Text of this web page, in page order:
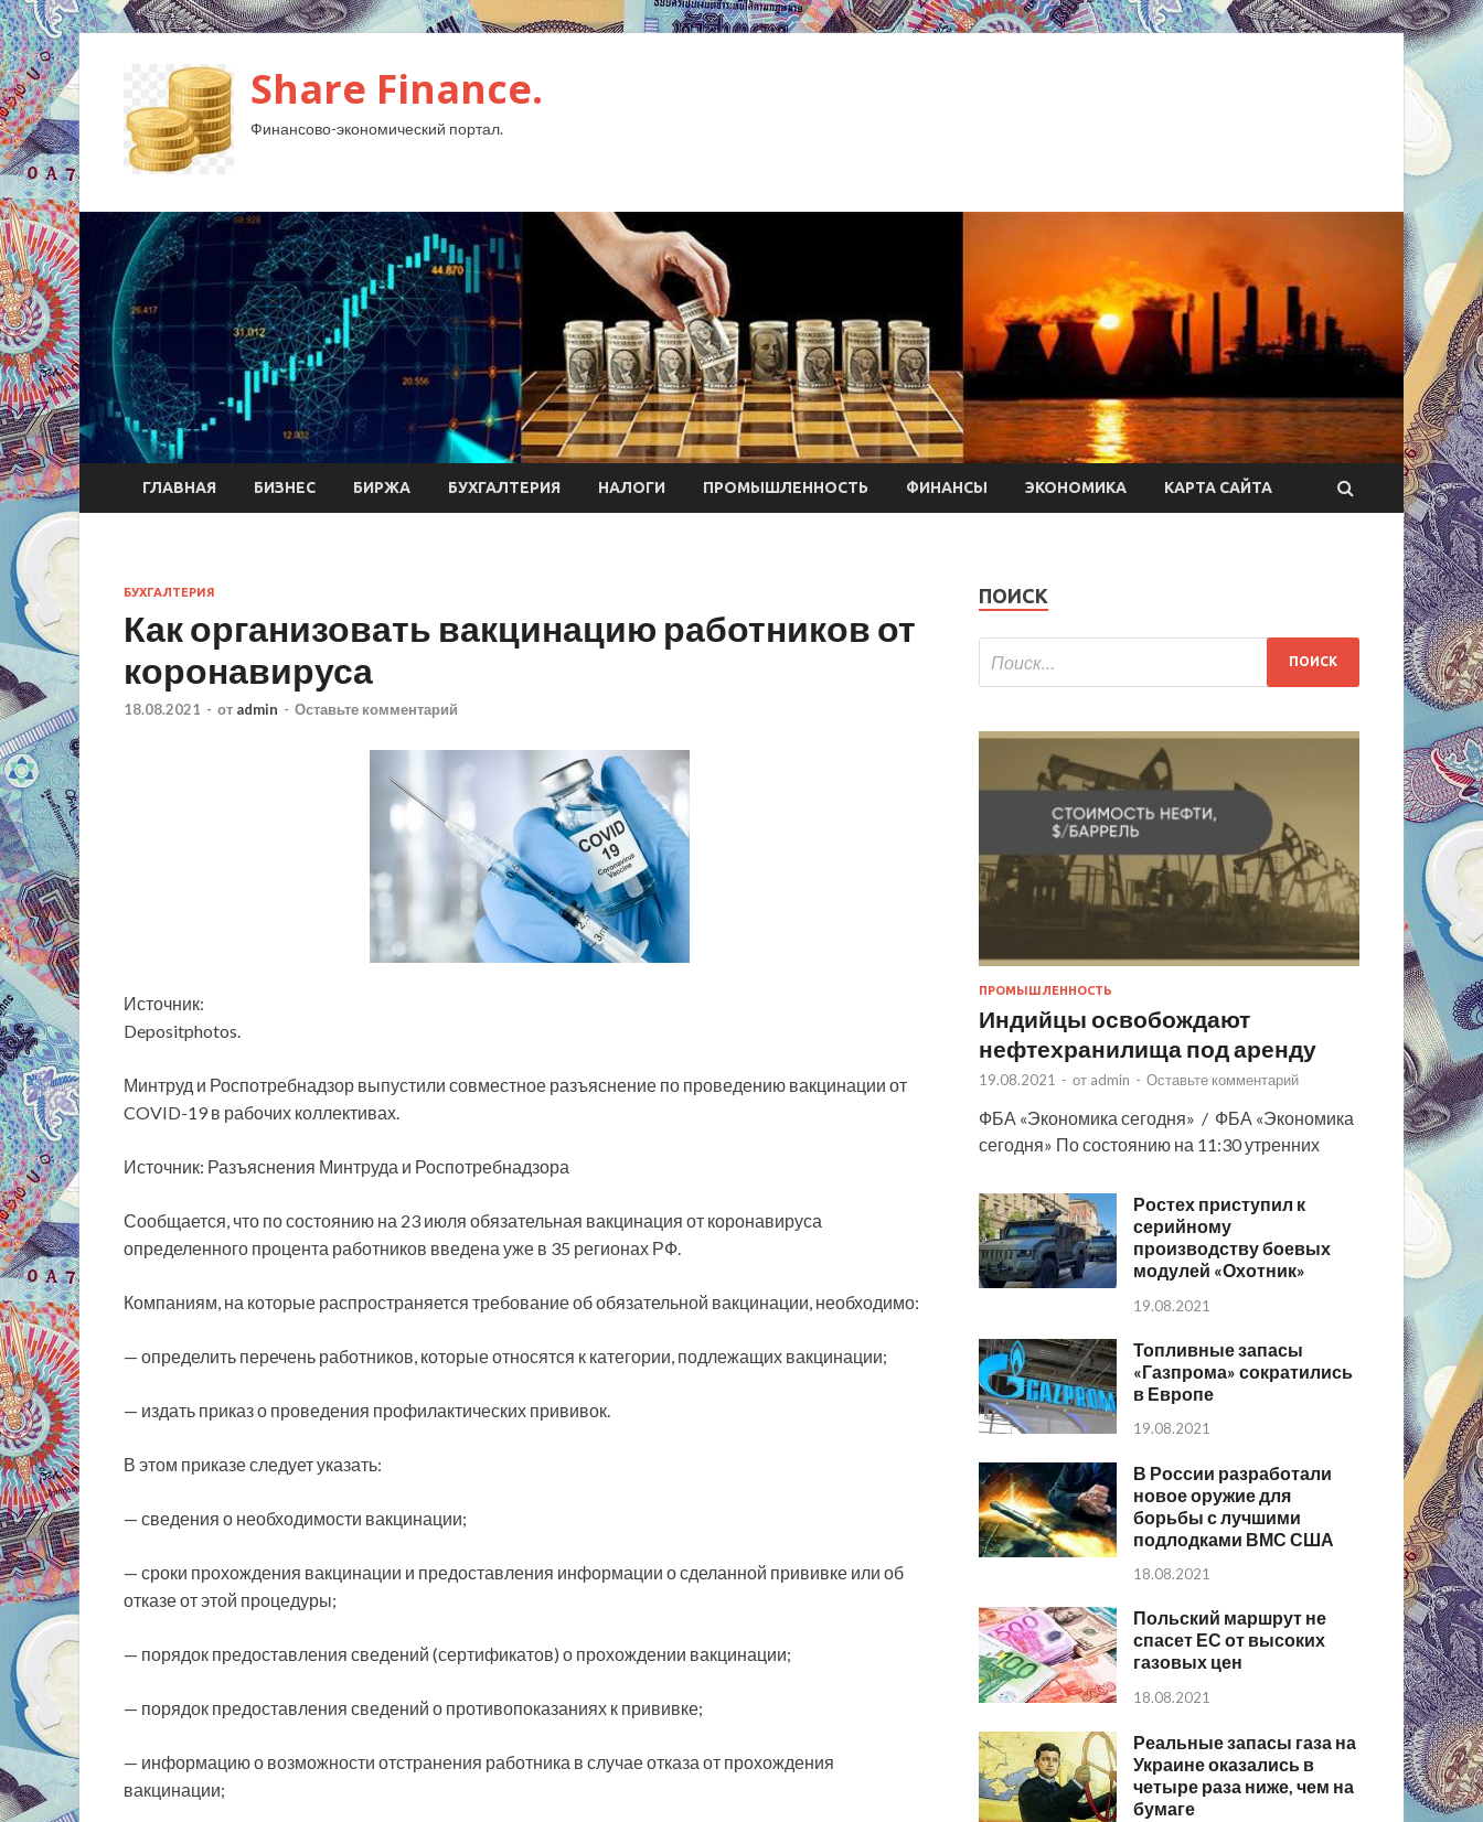
Share Finance.
Финансово-экономический портал.
ГЛАВНАЯ БИЗНЕС БИРЖА БУХГАЛТЕРИЯ НАЛОГИ ПРОМЫШЛЕННОСТЬ ФИНАНСЫ ЭКОНОМИКА КАРТА САЙТА
БУХГАЛТЕРИЯ
Как организовать вакцинацию работников от
коронавируса
18.08.2021 - от admin - Оставьте комментарий
Источник:
Depositphotos.
Минтруд и Роспотребнадзор выпустили совместное разъяснение по проведению вакцинации от
COVID-19 в рабочих коллективах.
Источник: Разъяснения Минтруда и Роспотребнадзора
Сообщается, что по состоянию на 23 июля обязательная вакцинация от коронавируса
определенного процента работников введена уже в 35 регионах РФ.
Компаниям, на которые распространяется требование об обязательной вакцинации, необходимо:
— определить перечень работников, которые относятся к категории, подлежащих вакцинации;
— издать приказ о проведения профилактических прививок.
В этом приказе следует указать:
— сведения о необходимости вакцинации;
— сроки прохождения вакцинации и предоставления информации о сделанной прививке или об
отказе от этой процедуры;
— порядок предоставления сведений (сертификатов) о прохождении вакцинации;
— порядок предоставления сведений о противопоказаниях к прививке;
— информацию о возможности отстранения работника в случае отказа от прохождения
вакцинации;
ПОИСК
ПРОМЫШЛЕННОСТЬ
Индийцы освобождают
нефтехранилища под аренду
19.08.2021 - от admin - Оставьте комментарий
ФБА «Экономика сегодня» / ФБА «Экономика
сегодня» По состоянию на 11:30 утренних
Ростех приступил к
серийному
производству боевых
модулей «Охотник»
19.08.2021
Топливные запасы
«Газпрома» сократились
в Европе
19.08.2021
В России разработали
новое оружие для
борьбы с лучшими
подлодками ВМС США
18.08.2021
Польский маршрут не
спасет ЕС от высоких
газовых цен
18.08.2021
Реальные запасы газа на
Украине оказались в
четыре раза ниже, чем на
бумаге